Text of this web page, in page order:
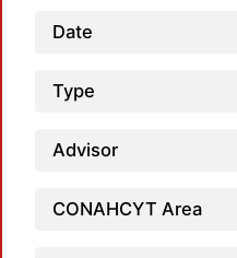
Date
Type
Advisor
CONAHCYT Area